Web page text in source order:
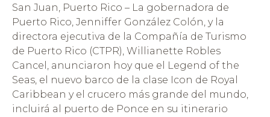
San Juan, Puerto Rico – La gobernadora de
Puerto Rico, Jenniffer González Colón, y la
directora ejecutiva de la Compañía de Turismo
de Puerto Rico (CTPR), Willianette Robles
Cancel, anunciaron hoy que el Legend of the
Seas, el nuevo barco de la clase Icon de Royal
Caribbean y el crucero más grande del mundo,
incluirá al puerto de Ponce en su itinerario